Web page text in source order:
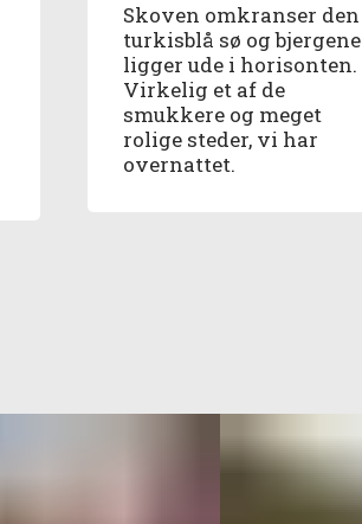
Skoven omkranser den
turkisblå sø og bjergene
ligger ude i horisonten.
Virkelig et af de
smukkere og meget
rolige steder, vi har
overnattet.